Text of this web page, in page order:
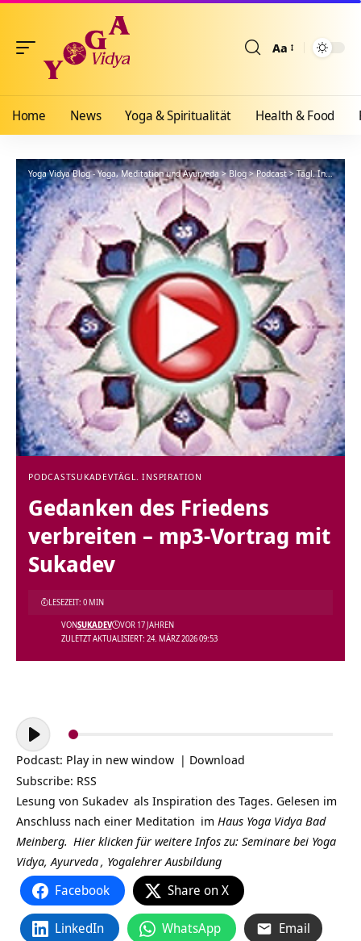
Aa
Home News Yoga & Spiritualität Health & Food
Yoga Vidya Blog - Yoga, Meditation und Ayurveda>Blog>Podcast>Tägl. Inspiration
PODCASTSUKADEVTÄGL. INSPIRATION
Gedanken des Friedens
verbreiten – mp3-Vortrag mit
Sukadev
ZULETZT AKTUALISIERT: 24. MÄRZ 2026 09:53
VONSUKADEV VOR 17 JAHREN
LESEZEIT: 0 MIN
Audio-
Player
Podcast: Play in new window | Download
Subscribe: RSS
Lesung von Sukadev als Inspiration des Tages. Gelesen im
Anschluss nach einer Meditation im Haus Yoga Vidya Bad
Meinberg. Hier klicken für weitere Infos zu: Seminare bei Yoga
Vidya,Ayurveda, Yogalehrer Ausbildung
Facebook Share on X
LinkedIn WhatsApp Email